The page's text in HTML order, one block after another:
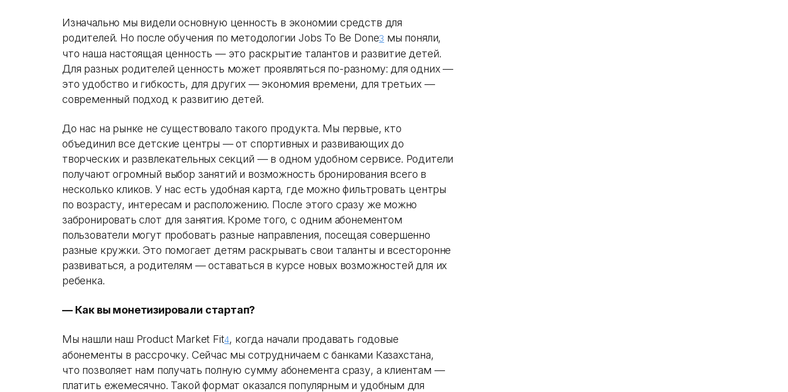
Изначально мы видели основную ценность в экономии средств для
родителей. Но после обучения по методологии Jobs To Be Done3 мы поняли,
что наша настоящая ценность — это раскрытие талантов и развитие детей.
Для разных родителей ценность может проявляться по-разному: для одних —
это удобство и гибкость, для других — экономия времени, для третьих —
современный подход к развитию детей.
До нас на рынке не существовало такого продукта. Мы первые, кто
объединил все детские центры — от спортивных и развивающих до
творческих и развлекательных секций — в одном удобном сервисе. Родители
получают огромный выбор занятий и возможность бронирования всего в
несколько кликов. У нас есть удобная карта, где можно фильтровать центры
по возрасту, интересам и расположению. После этого сразу же можно
забронировать слот для занятия. Кроме того, с одним абонементом
пользователи могут пробовать разные направления, посещая совершенно
разные кружки. Это помогает детям раскрывать свои таланты и всесторонне
развиваться, а родителям — оставаться в курсе новых возможностей для их
ребенка.
— Как вы монетизировали стартап?
Мы нашли наш Product Market Fit4, когда начали продавать годовые
абонементы в рассрочку. Сейчас мы сотрудничаем с банками Казахстана,
что позволяет нам получать полную сумму абонемента сразу, а клиентам —
платить ежемесячно. Такой формат оказался популярным и удобным для